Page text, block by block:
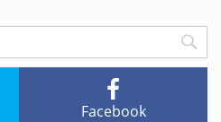
Facebook